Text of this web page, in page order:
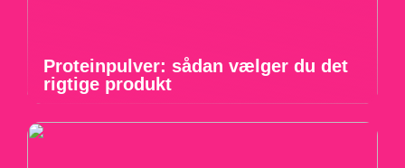
Proteinpulver: sådan vælger du det
rigtige produkt